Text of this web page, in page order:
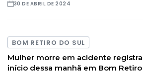
30 DE ABRIL DE 2024
BOM RETIRO DO SUL
Mulher morre em acidente
início dessa manhã em Bom